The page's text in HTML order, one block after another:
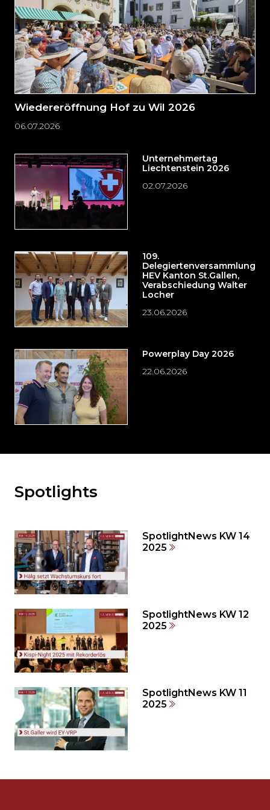
Wiedereröffnung Hof zu Wil 2026
06.07.2026
Unternehmertag
Liechtenstein 2026
02.07.2026
109.
Delegiertenversammlung
HEV Kanton St.Gallen,
Verabschiedung Walter
Locher
23.06.2026
Powerplay Day 2026
22.06.2026
Möchten
den
weiteren
Inhalt
auslassen
und
zum
Seitenende
springen?
Spotlights
SpotlightNews KW 14
2025
SpotlightNews KW 12
2025
SpotlightNews KW 11
2025